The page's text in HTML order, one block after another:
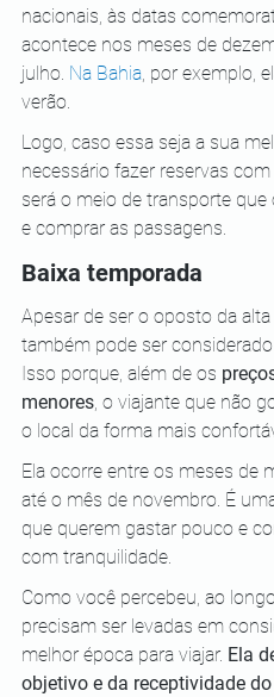
nacionais, às datas
acontece nos meses de
julho. Na Bahia , por exemplo,
verão.
Logo, caso essa seja a sua
necessário fazer reservas
será o meio de transporte que
e comprar as passagens.
Baixa temporada
Apesar de ser o oposto da
também pode ser
Isso porque, além de os
menores , o viajante que não
o local da forma mais
Ela ocorre entre os meses de
até o mês de novembro. É
que querem gastar pouco e
com tranquilidade.
Como você percebeu, ao
precisam ser levadas em
melhor época para viajar. Ela
objetivo e da receptividade